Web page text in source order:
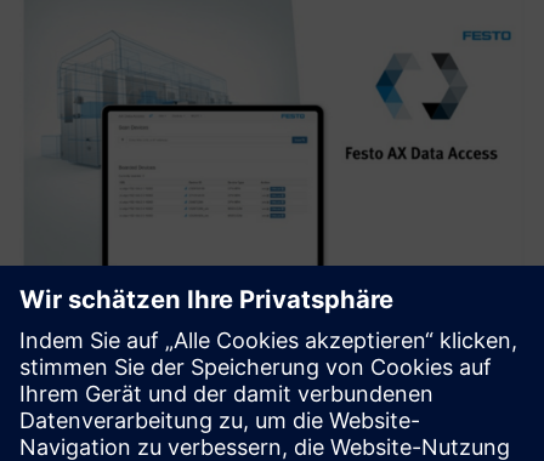
Festo AX Data Access
Festo AX Data Access ist eine IoT-Gateway-Software, die
Daten von Festo-Komponenten über MQTT abruft. Ideal für